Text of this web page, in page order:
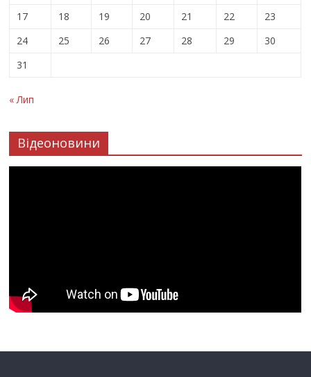
17
18 19 20 21 22
23
24
25 26 27 28 29
30
31
« Лип
Відеоновини